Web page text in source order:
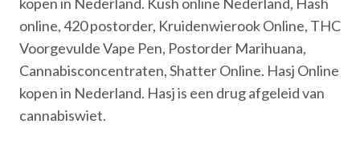
online, 420 postorder, Kruidenwierook Online, THC
Voorgevulde Vape Pen, Postorder Marihuana,
Cannabisconcentraten, Shatter Online. Hasj Online
kopen in Nederland. Hasj is een drug afgeleid van
cannabiswiet.